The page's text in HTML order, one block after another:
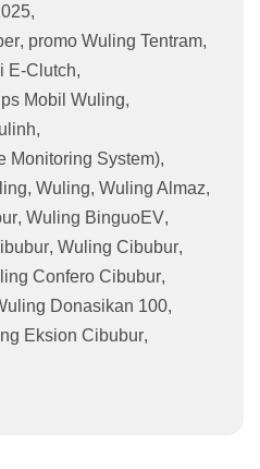
,
, promo Wuling Tentram,
E-Clutch,
Mobil Wuling,
,
Monitoring System),
, Wuling, Wuling Almaz,
, Wuling BinguoEV,
, Wuling Cibubur,
Confero Cibubur,
Donasikan 100,
Eksion Cibubur,